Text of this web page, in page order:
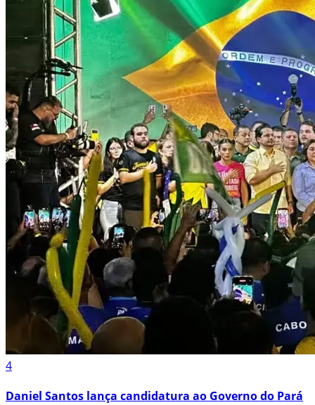
4
Daniel Santos lança candidatura ao Governo do Pará